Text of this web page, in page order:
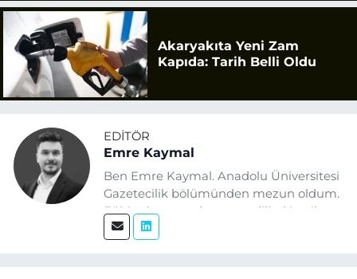
Akaryakıta Yeni Zam
Kapıda: Tarih Belli Oldu
EDITÖR
Emre Kaymal
Ben Emre Kaymal. Anadolu Üniversitesi
Gazetecilik bölümünden mezun oldum.
Eğitim hayatım boyunca dijital içerik
üretimi ve arama motoru